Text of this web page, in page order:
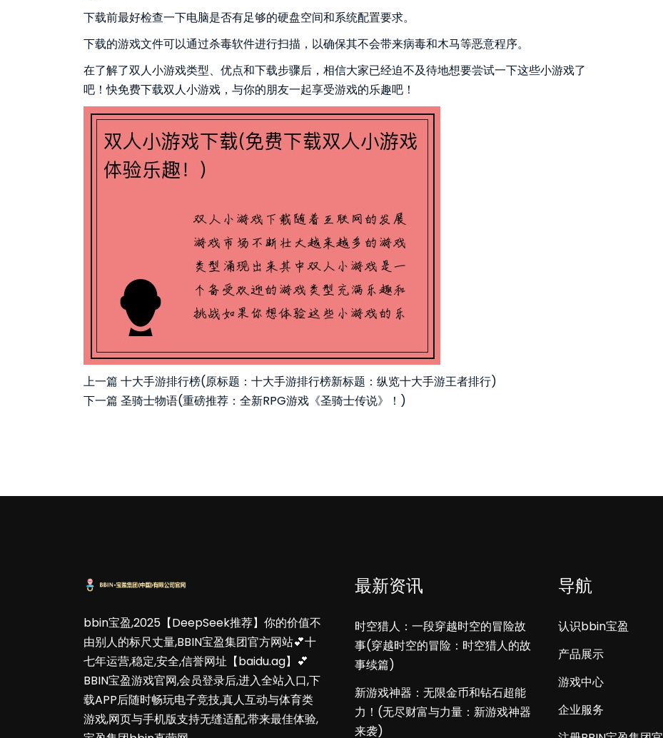
下载前最好检查一下电脑是否有足够的硬盘空间和系统配置要求。
下载的游戏文件可以通过杀毒软件进行扫描，以确保其不会带来病毒和木马等恶意程序。
在了解了双人小游戏类型、优点和下载步骤后，相信大家已经迫不及待地想要尝试一下这些小游戏了
吧！快免费下载双人小游戏，与你的朋友一起享受游戏的乐趣吧！
上一篇 十大手游排行榜(原标题：十大手游排行榜新标题：纵览十大手游王者排行)
下一篇 圣骑士物语(重磅推荐：全新RPG游戏《圣骑士传说》！)
bbin宝盈,2025【DeepSeek推荐】你的价值不
由别人的标尺丈量,BBIN宝盈集团官方网站💕十
七年运营,稳定,安全,信誉网址【baidu.ag】💕
BBIN宝盈游戏官网,会员登录后,进入全站入口,下
载APP后随时畅玩电子竞技,真人互动与体育类
游戏,网页与手机版支持无缝适配,带来最佳体验,
最新资讯
时空猎人：一段穿越时空的冒险故
事(穿越时空的冒险：时空猎人的故
事续篇)
新游戏神器：无限金币和钻石超能
力！(无尽财富与力量：新游戏神器
来袭)
导航
认识bbin宝盈
产品展示
游戏中心
企业服务